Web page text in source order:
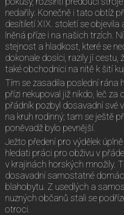
nedařily. Konečně i tato obtíž
desítiletí XIX. století se objevila
lněná příze i na našich trzích.
stejnost a hladkost, které se
dokonale dosíci, razily jí cestu,
také obchodníci na nitě k šití
Tím se zasadila poslední rána
přízi nekupoval již nikdo, leč za
přádník pozbyl dosavadní své
na kruh rodinný; tam se ještě
poněvadž bylo pevnější.
Ježto předení pro výdělek
hledati práci pro obživu v
v krajinách horských množily.
dosavadní samostatné
blahobytu. Z usedlých a
nuzných občanů stali se
otroci.